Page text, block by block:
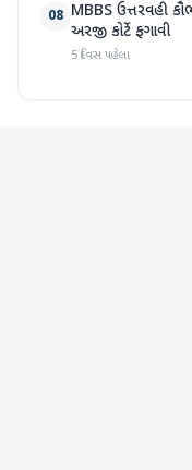
08 MBBS ઉત્તરવહી
અરજી કોર્ટે ફગાવી
5 દિવસ પહેલા